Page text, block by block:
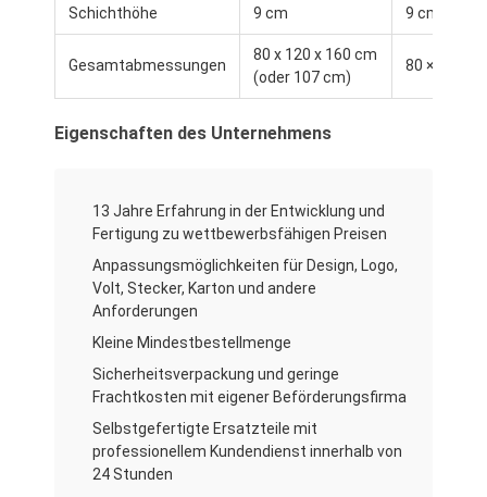
Qualitätskontrolle
Kontakt mit uns
Mehlmischer
Kommerzieller Eierschläger
Divider Rounder
Lebensmittelformer
Schichthöhe 9 cm 9 cm
Gesamtabmessungen
80 x 120 x 160 cm
(oder 107 cm)
80 × 120 ×
Eigenschaften des Unternehmens
13 Jahre Erfahrung in der Entwicklung und
Fertigung zu wettbewerbsfähigen Preisen
Anpassungsmöglichkeiten für Design, Logo,
Volt, Stecker, Karton und andere
Anforderungen
Kleine Mindestbestellmenge
Sicherheitsverpackung und geringe
Frachtkosten mit eigener Beförderungsfirma
Selbstgefertigte Ersatzteile mit
professionellem Kundendienst innerhalb von
24 Stunden